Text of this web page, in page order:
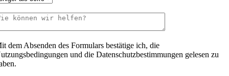
dem Absenden des Formulars bestätige ich, die
und die Datenschutzbestimmungen gelesen zu